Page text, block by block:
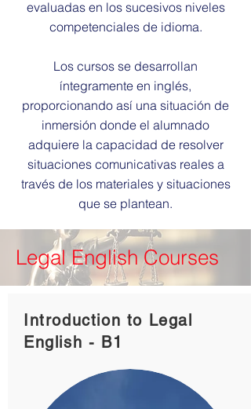
evaluadas en los sucesivos niveles
competenciales de idioma.
Los cursos se desarrollan
íntegramente en inglés,
proporcionando así una situación de
inmersión donde el alumnado
adquiere la capacidad de resolver
situaciones comunicativas reales a
través de los materiales y situaciones
que se plantean.
Legal English Courses
Introduction to Legal
English - B1